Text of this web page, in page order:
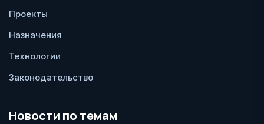
Проекты
Назначения
Технологии
Законодательство
Новости по темам